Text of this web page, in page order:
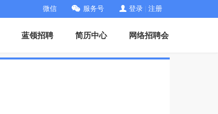
微信 服务号 登录 注册
蓝领招聘 简历中心 网络招聘会